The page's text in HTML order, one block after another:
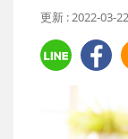
更新 : 2022-03-22